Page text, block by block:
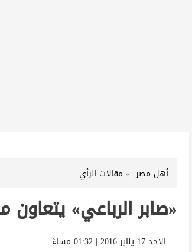
أهل مصر مقالات الرأي
«صابر الرباعي»
الاحد 17 يناير 2016 | 01:32 مساءً